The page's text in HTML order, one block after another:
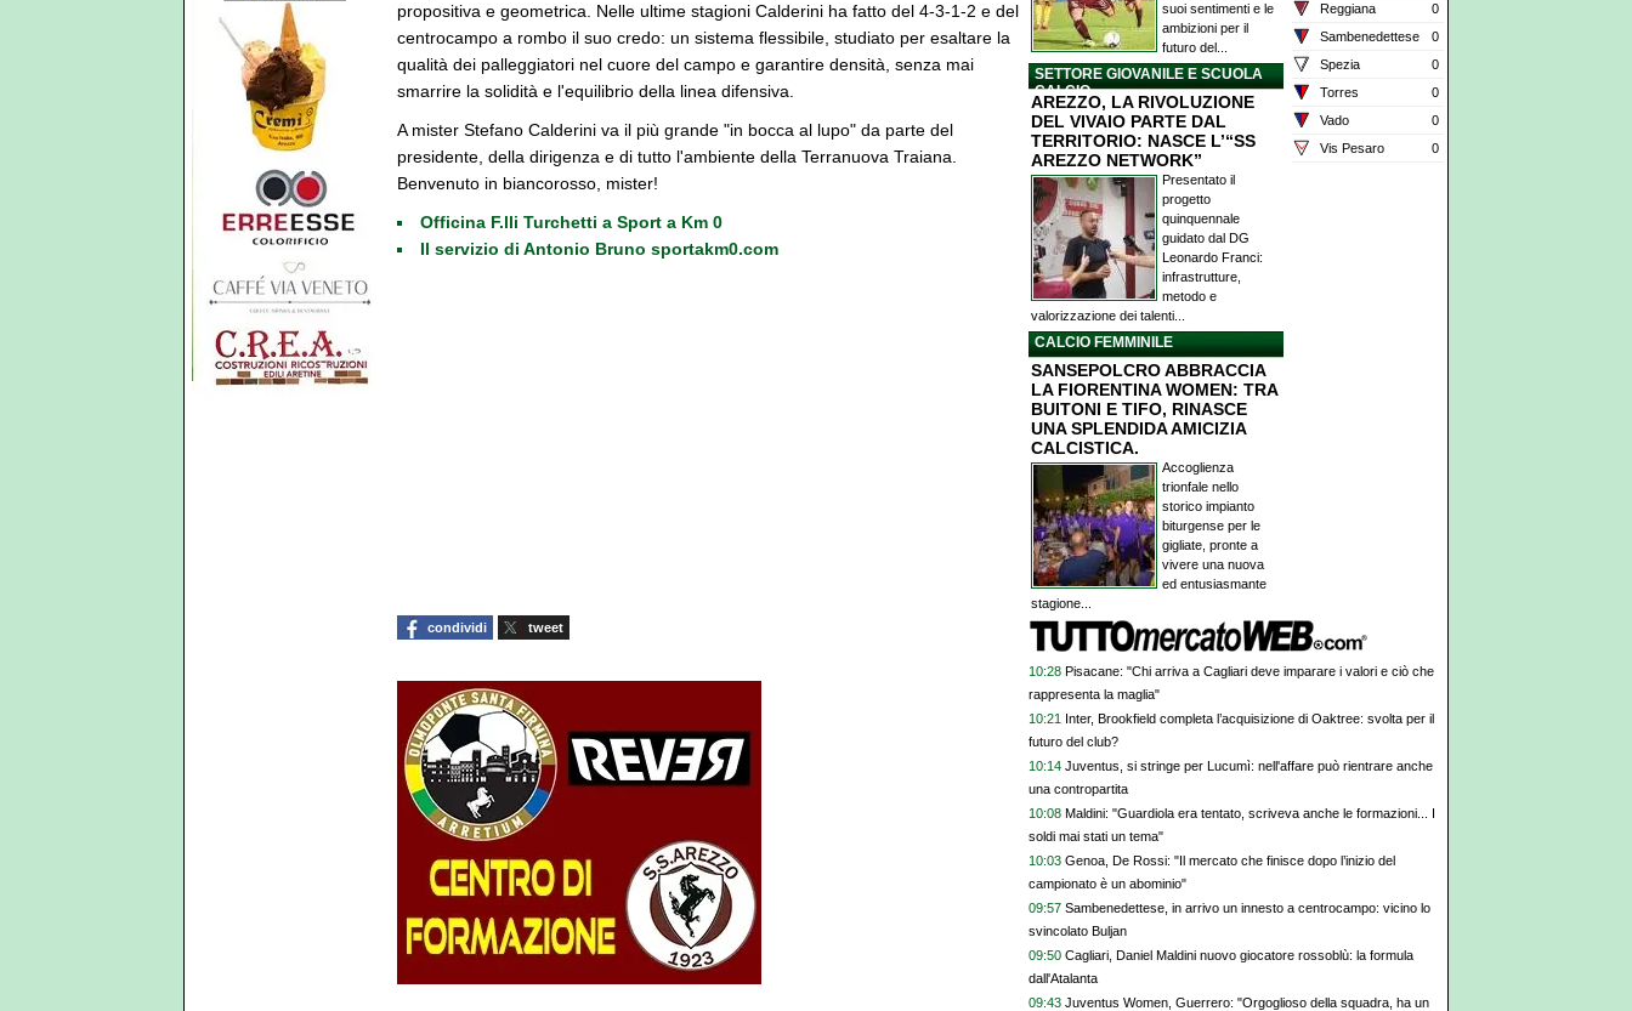
propositiva e geometrica. Nelle ultime stagioni Calderini ha fatto del 4-3-1-2 e del
centrocampo a rombo il suo credo: un sistema flessibile, studiato per esaltare la
qualità dei palleggiatori nel cuore del campo e garantire densità, senza mai
smarrire la solidità e l'equilibrio della linea difensiva.
A mister Stefano Calderini va il più grande "in bocca al lupo" da parte del
presidente, della dirigenza e di tutto l'ambiente della Terranuova Traiana.
Benvenuto in biancorosso, mister!
Officina F.lli Turchetti a Sport a Km 0
Il servizio di Antonio Bruno sportakm0.com
condividi tweet
suoi sentimenti e le
ambizioni per il
futuro del...
SETTORE GIOVANILE E SCUOLA
CALCIO
AREZZO, LA RIVOLUZIONE
DEL VIVAIO PARTE DAL
TERRITORIO: NASCE L’“SS
AREZZO NETWORK”
Presentato il
progetto
quinquennale
guidato dal DG
Leonardo Franci:
infrastrutture,
metodo e
valorizzazione dei talenti...
CALCIO FEMMINILE
SANSEPOLCRO ABBRACCIA
LA FIORENTINA WOMEN: TRA
BUITONI E TIFO, RINASCE
UNA SPLENDIDA AMICIZIA
CALCISTICA.
Accoglienza
trionfale nello
storico impianto
biturgense per le
gigliate, pronte a
vivere una nuova
ed entusiasmante
stagione...
Reggiana
0
Sambenedettese
0
Spezia
0
Torres
0
Vado
0
Vis Pesaro
0
10:28 Pisacane: "Chi arriva a Cagliari deve imparare i valori e ciò che
rappresenta la maglia"
10:21 Inter, Brookfield completa l’acquisizione di Oaktree: svolta per il
futuro del club?
10:14 Juventus, si stringe per Lucumì: nell'affare può rientrare anche
una contropartita
10:08 Maldini: "Guardiola era tentato, scriveva anche le formazioni... I
soldi mai stati un tema"
10:03 Genoa, De Rossi: "Il mercato che finisce dopo l’inizio del
campionato è un abominio"
09:57 Sambenedettese, in arrivo un innesto a centrocampo: vicino lo
svincolato Buljan
09:50 Cagliari, Daniel Maldini nuovo giocatore rossoblù: la formula
dall'Atalanta
09:43 Juventus Women, Guerrero: "Orgoglioso della squadra, ha un